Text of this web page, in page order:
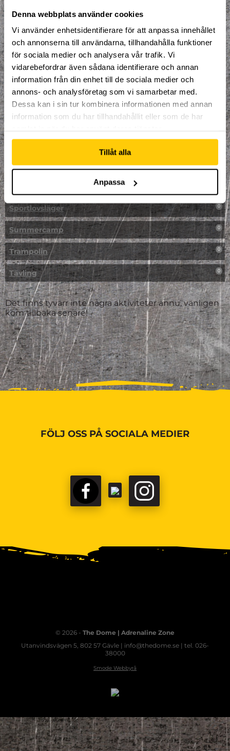
Denna webbplats använder cookies
Vi använder enhetsidentifierare för att anpassa innehållet
och annonserna till användarna, tillhandahålla funktioner
för sociala medier och analysera vår trafik. Vi
vidarebefordrar även sådana identifierare och annan
information från din enhet till de sociala medier och
annons- och analysföretag som vi samarbetar med.
Dessa kan i sin tur kombinera informationen med annan
information som du har tillhandahållit eller som de har
Tillåt alla
Anpassa
LAN
Multisport
Mässa
NPF-Träning
Parkour
Påsk på Dome
Påsklovsläger 0
Skateboard 0
Sportlovsläger 0
Summercamp 0
Trampolin 0
Tävling 0
Det finns tyvärr inte några aktiviteter ännu, vänligen
kom tillbaka senare!
FÖLJ OSS PÅ SOCIALA MEDIER
© 2026 - The Dome | Adrenaline Zone
Utanvindsvägen 5, 802 57 Gävle | info@thedome.se | tel. 026-
38000
Smode Webbyrå